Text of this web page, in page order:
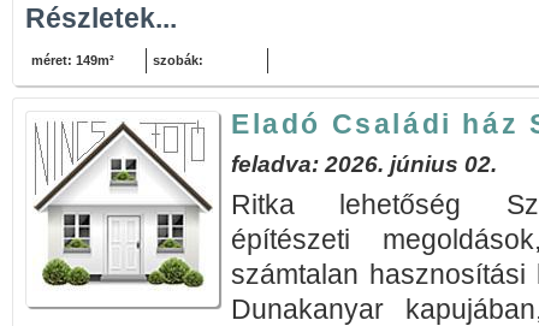
Részletek...
méret: 149m² szobák:
Eladó Családi ház
feladva: 2026. június 02.
Ritka lehetőség
építészeti
számtalan
Dunakanyar